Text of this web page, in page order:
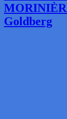
Goldberg